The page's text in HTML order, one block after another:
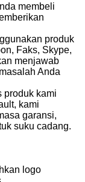
membeli
produk
Faks, Skype,
menjawab
Anda
produk kami
kami
garansi,
suku cadang.
logo